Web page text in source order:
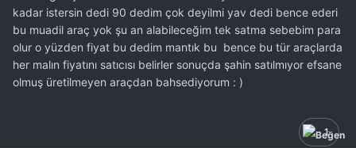
kadar istersin dedi 90 dedim çok deyilmi yav dedi bence ederi
bu muadil araç yok şu an alabileceğim tek satma sebebim para
olur o yüzden fiyat bu dedim mantık bu bence bu tür araçlarda
her malın fiyatını satıcısı belirler sonuçda şahin satılmıyor efsane
olmuş üretilmeyen araçdan bahsediyorum : )
1